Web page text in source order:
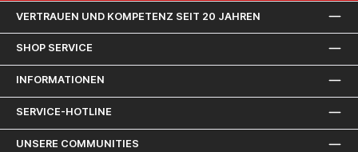
VERTRAUEN UND KOMPETENZ SEIT 20 JAHREN
SHOP SERVICE
INFORMATIONEN
SERVICE-HOTLINE
UNSERE COMMUNITIES